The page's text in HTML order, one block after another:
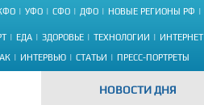
УФО СФО ДФО НОВЫЕ РЕГИОНЫ РФ
ЕДА ЗДОРОВЬЕ ТЕХНОЛОГИИ ИНТЕРНЕТ
ИНТЕРВЬЮ СТАТЬИ ПРЕСС-ПОРТРЕТЫ
НОВОСТИ ДНЯ